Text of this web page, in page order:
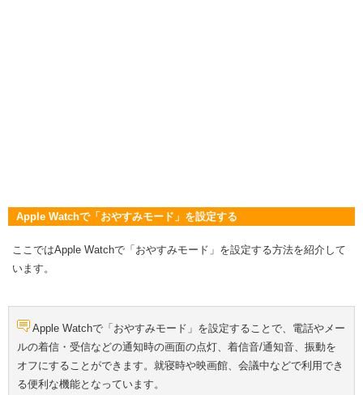
Apple Watchで「おやすみモード」を設定する
ここではApple Watchで「おやすみモード」を設定する方法を紹介して
います。
Apple Watchで「おやすみモード」を設定することで、電話やメー
ルの着信・受信などの通知時の画面の点灯、着信音/通知音、振動を
オフにすることができます。就寝時や映画館、会議中などで利用でき
る便利な機能となっています。